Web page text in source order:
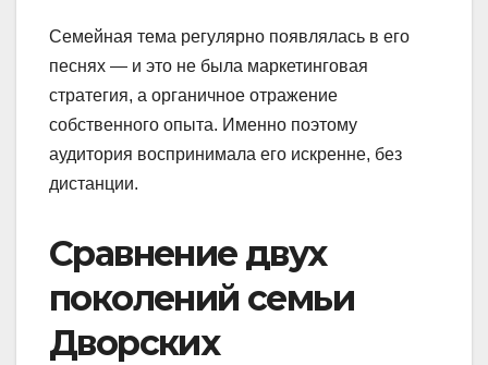
Семейная тема регулярно появлялась в его
песнях — и это не была маркетинговая
стратегия, а органичное отражение
собственного опыта. Именно поэтому
аудитория воспринимала его искренне, без
дистанции.
Сравнение двух
поколений семьи
Дворских